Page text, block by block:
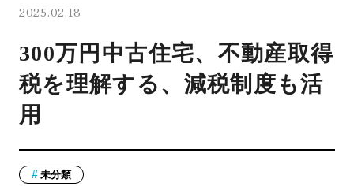
2025.02.18
300万円中古住宅、不動産取得
税を理解する、減税制度も活
用
未分類